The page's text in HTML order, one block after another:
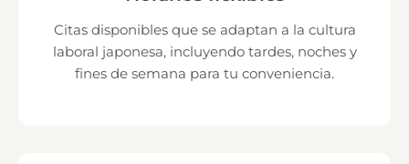
Citas disponibles que se adaptan a la cultura
laboral japonesa, incluyendo tardes, noches y
fines de semana para tu conveniencia.